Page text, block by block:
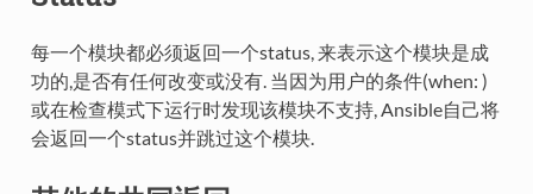
每一个模块都必须返回一个status, 来表示这个模块是成
功的,是否有任何改变或没有. 当因为用户的条件(when: )
或在检查模式下运行时发现该模块不支持, Ansible自己将
会返回一个status并跳过这个模块.